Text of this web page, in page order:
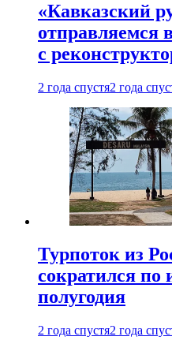
«Кавказский
отправляемся
с
2 года спустя2 года
Турпоток из
сократился по
полугодия
2 года спустя2 года